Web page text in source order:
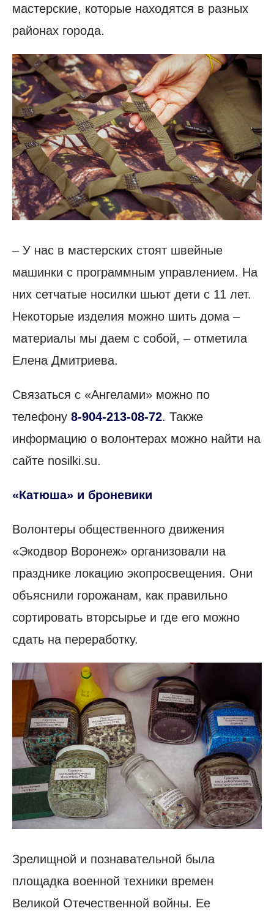
мастерские, которые находятся в разных
районах города.
– У нас в мастерских стоят швейные
машинки с программным управлением. На
них сетчатые носилки шьют дети с 11 лет.
Некоторые изделия можно шить дома –
материалы мы даем с собой, – отметила
Елена Дмитриева.
Связаться с «Ангелами» можно по
телефону 8-904-213-08-72. Также
информацию о волонтерах можно найти на
сайте nosilki.su.
«Катюша» и броневики
Волонтеры общественного движения
«Экодвор Воронеж» организовали на
празднике локацию экопросвещения. Они
объяснили горожанам, как правильно
сортировать вторсырье и где его можно
сдать на переработку.
Зрелищной и познавательной была
площадка военной техники времен
Великой Отечественной войны. Ее